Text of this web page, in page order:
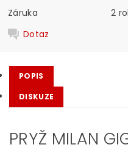
Záruka
2
Dotaz
POPIS
DISKUZE
PRYŽ MILAN